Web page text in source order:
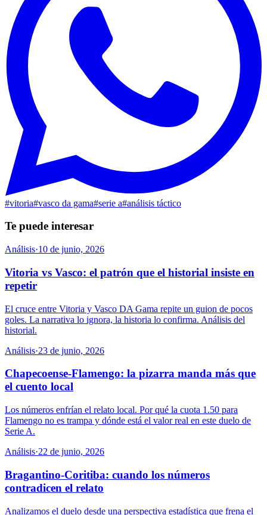
#vitoria#vasco da gama#serie a#análisis táctico
Te puede interesar
Análisis·10 de junio, 2026
Vitoria vs Vasco: el patrón que el historial insiste en
repetir
El cruce entre Vitoria y Vasco DA Gama repite un guion de pocos
goles. La narrativa lo ignora, la historia lo confirma. Análisis del
historial.
Análisis·23 de junio, 2026
Chapecoense-Flamengo: la pizarra manda más que
el cuento local
Los números enfrían el relato local. Por qué la cuota 1.50 para
Flamengo no es trampa y dónde está el valor real en este duelo de
Serie A.
Análisis·22 de junio, 2026
Bragantino-Coritiba: cuando los números
contradicen el relato
Analizamos el duelo desde una perspectiva estadística que frena el